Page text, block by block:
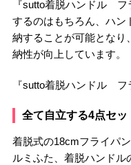
『sutto着脱ハンドル フ
するのはもちろん、ハン
納することが可能となり
納性が向上しています。
『sutto着脱ハンドル フ
全て自立する4点セッ
着脱式の18cmフライパ
ルミふた、着脱ハンドル